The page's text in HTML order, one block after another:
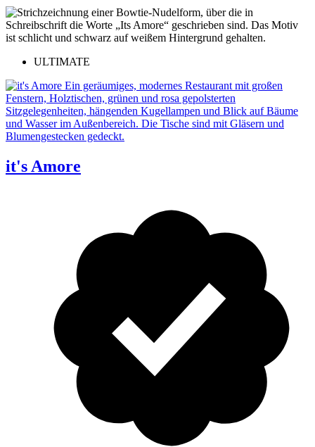
ULTIMATE
it's Amore